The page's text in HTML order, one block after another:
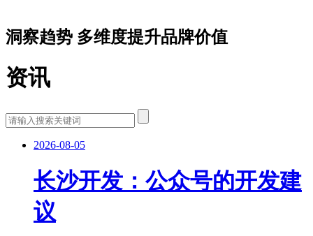
洞察趋势 多维度提升品牌价值
资讯
2026-08-05
长沙开发：公众号的开发建
议